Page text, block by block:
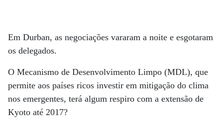
Em Durban, as negociações vararam a noite e esgotaram
os delegados.
O Mecanismo de Desenvolvimento Limpo (MDL), que
permite aos países ricos investir em mitigação do clima
nos emergentes, terá algum respiro com a extensão de
Kyoto até 2017?